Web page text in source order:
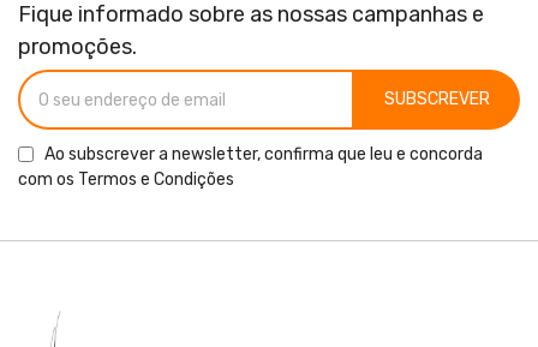
Fique informado sobre as nossas campanhas e
promoções.
SUBSCREVER
Ao subscrever a newsletter, confirma que leu e concorda
com os Termos e Condições